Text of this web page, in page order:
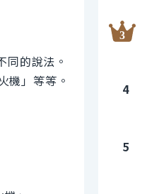
的說法。
」等等。
4
5